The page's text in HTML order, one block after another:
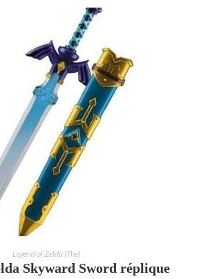
AJOUTER AU PANIER
Legend of Zelda (The)
Skyward Sword réplique